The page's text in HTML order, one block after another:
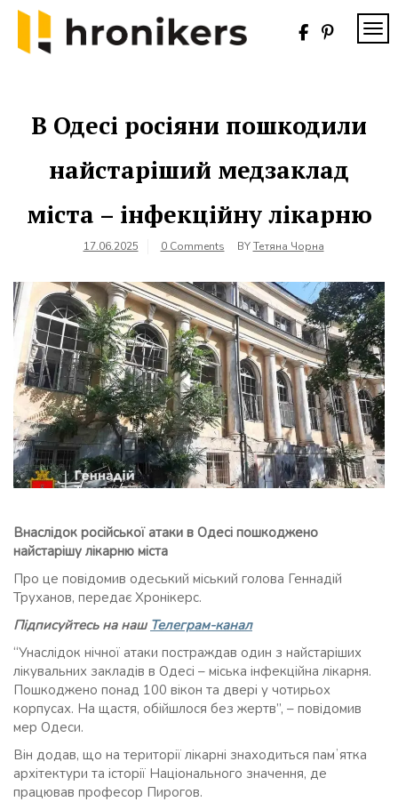
Skip
content
В Одесі росіяни пошкодили
найстаріший медзаклад
міста – інфекційну лікарню
17.06.2025 0 Comments BYТетяна Чорна
Внаслідок російської атаки в Одесі пошкоджено
найстарішу лікарню міста
Про це повідомив одеський міський голова Геннадій
Труханов, передає Хронікерс.
Підписуйтесь на наш Телеграм-канал
“Унаслідок нічної атаки постраждав один з найстаріших
лікувальних закладів в Одесі – міська інфекційна лікарня.
Пошкоджено понад 100 вікон та двері у чотирьох
корпусах. На щастя, обійшлося без жертв”, – повідомив
мер Одеси.
Він додав, що на території лікарні знаходиться памʼятка
архітектури та історії Національного значення, де
працював професор Пирогов.